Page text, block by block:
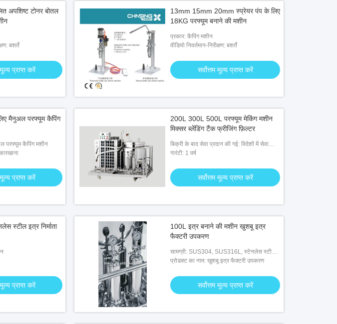
अपशिष्ट टोनर बोतल
बशर्ते
मूल्य प्राप्त करें
13mm 15mm 20mm स्प्रेयर पंप के लिए
18KG परफ्यूम बनाने की मशीन
प्रकार: कैपिंग मशीन
वीडियो निवर्तमान-निरीक्षण: बशर्ते
सर्वोत्तम मूल्य प्राप्त करें
मैनुअल परफ्यूम कैपिंग
परफ्यूम कैपिंग मशीन
मूल्य प्राप्त करें
200L 300L 500L परफ्यूम मेकिंग मशीन
मिक्सर ब्लेंडिंग टैंक फ्रीजिंग फ़िल्टर
बिक्री के बाद सेवा प्रदान की गई: विदेशों में सेवा
मशीनरी के लिए उपलब्ध इंजीनियर
गारंटी: 1 वर्ष
सर्वोत्तम मूल्य प्राप्त करें
स्टील इत्र निर्माता
मूल्य प्राप्त करें
100L इत्र बनाने की मशीन खुशबू इत्र
फैक्टरी उपकरण
सामग्री: SUS304, SUS316L, स्टेनलेस स्टील
304 / SUS316L
प्रोडक्ट का नाम: खुशबू इत्र फैक्टरी उपकरण
सर्वोत्तम मूल्य प्राप्त करें